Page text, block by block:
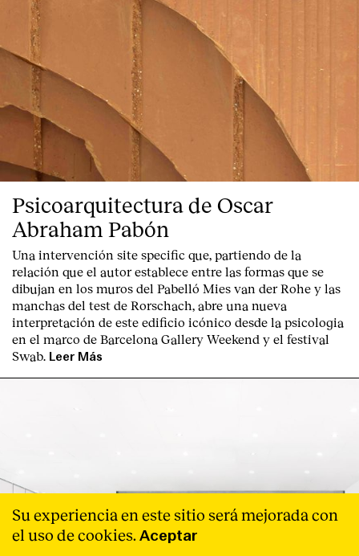
Psicoarquitectura de Oscar
Abraham Pabón
Una intervención site specific que, partiendo de la
relación que el autor establece entre las formas que se
dibujan en los muros del Pabelló Mies van der Rohe y las
manchas del test de Rorschach, abre una nueva
interpretación de este edificio icónico desde la psicologia
en el marco de Barcelona Gallery Weekend y el festival
Swab. Leer Más
Su experiencia en este sitio será mejorada con
el uso de cookies. Aceptar